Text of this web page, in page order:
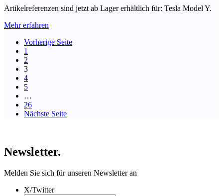
Artikelreferenzen sind jetzt ab Lager erhältlich für: Tesla Model Y.
Mehr erfahren
Vorherige Seite
1
2
3
4
5
…
26
Nächste Seite
Newsletter.
Melden Sie sich für unseren Newsletter an
X/Twitter